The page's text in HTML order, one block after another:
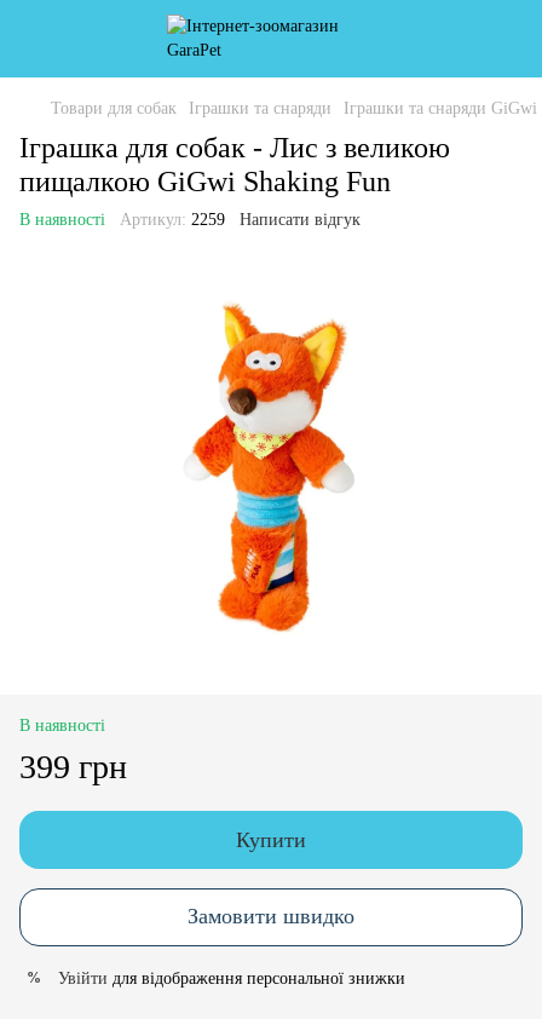
Товари для собак Іграшки та снаряди Іграшки та снаряди GiGwi
Іграшка для собак - Лис з великою
пищалкою GiGwi Shaking Fun
В наявності Артикул: 2259 Написати відгук
В наявності
399 грн
Купити
Замовити швидко
% Увійти для відображення персональної знижки